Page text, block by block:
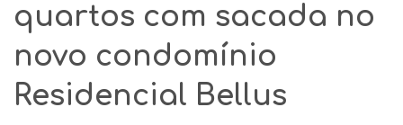
quartos com sacada no
novo condomínio
Residencial Bellus